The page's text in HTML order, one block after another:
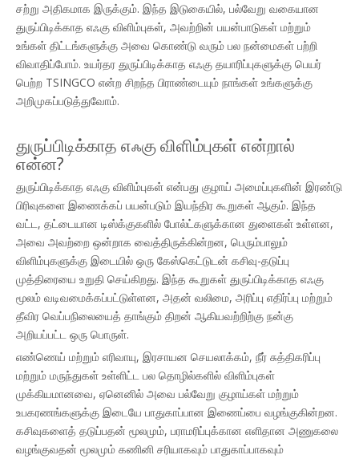
சற்று அதிகமாக இருக்கும். இந்த இடுகையில், பல்வேறு வகையான
துருப்பிடிக்காத எஃகு விளிம்புகள், அவற்றின் பயன்பாடுகள் மற்றும்
உங்கள் திட்டங்களுக்கு அவை கொண்டு வரும் பல நன்மைகள் பற்றி
விவாதிப்போம். உயர்தர துருப்பிடிக்காத எஃகு தயாரிப்புகளுக்கு பெயர்
பெற்ற TSINGCO என்ற சிறந்த பிராண்டையும் நாங்கள் உங்களுக்கு
அறிமுகப்படுத்துவோம்.
துருப்பிடிக்காத எஃகு விளிம்புகள் என்றால்
என்ன?
துருப்பிடிக்காத எஃகு விளிம்புகள் என்பது குழாய் அமைப்புகளின் இரண்டு
பிரிவுகளை இணைக்கப் பயன்படும் இயந்திர கூறுகள் ஆகும். இந்த
வட்ட, தட்டையான டிஸ்க்குகளில் போல்ட்களுக்கான துளைகள் உள்ளன,
அவை அவற்றை ஒன்றாக வைத்திருக்கின்றன, பெரும்பாலும்
விளிம்புகளுக்கு இடையில் ஒரு கேஸ்கெட்டுடன் கசிவு-தடுப்பு
முத்திரையை உறுதி செய்கிறது. இந்த கூறுகள் துருப்பிடிக்காத எஃகு
மூலம் வடிவமைக்கப்பட்டுள்ளன, அதன் வலிமை, அரிப்பு எதிர்ப்பு மற்றும்
தீவிர வெப்பநிலையைத் தாங்கும் திறன் ஆகியவற்றிற்கு நன்கு
அறியப்பட்ட ஒரு பொருள்.
எண்ணெய் மற்றும் எரிவாயு, இரசாயன செயலாக்கம், நீர் சுத்திகரிப்பு
மற்றும் மருந்துகள் உள்ளிட்ட பல தொழில்களில் விளிம்புகள்
முக்கியமானவை, ஏனெனில் அவை பல்வேறு குழாய்கள் மற்றும்
உபகரணங்களுக்கு இடையே பாதுகாப்பான இணைப்பை வழங்குகின்றன.
கசிவுகளைத் தடுப்பதன் மூலமும், பராமரிப்புக்கான எளிதான அணுகலை
வழங்குவதன் மூலமும் கணினி சரியாகவும் பாதுகாப்பாகவும்